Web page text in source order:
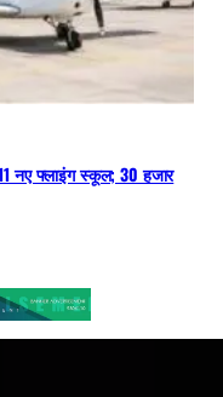
नए फ्लाइंग स्कूल; 30 हजार